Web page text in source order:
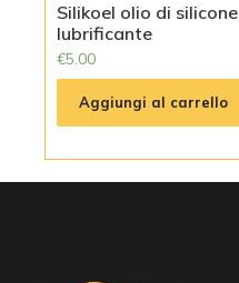
Silikoel olio di silicone
lubrificante
€5.00
Aggiungi al carrello